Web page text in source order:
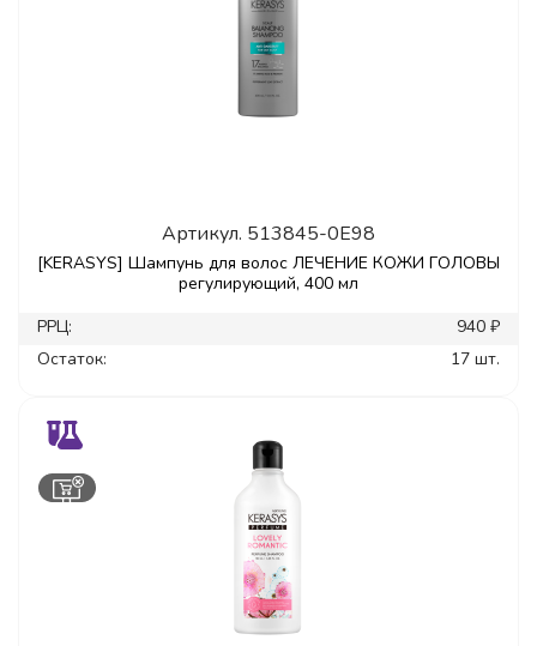
Артикул. 513845-0E98
[KERASYS] Шампунь для волос ЛЕЧЕНИЕ КОЖИ ГОЛОВЫ
регулирующий, 400 мл
РРЦ:
940 ₽
Остаток:
17 шт.